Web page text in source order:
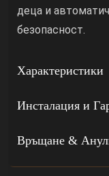
деца и
безопасност.
Характеристики
Инсталация и
Връщане &